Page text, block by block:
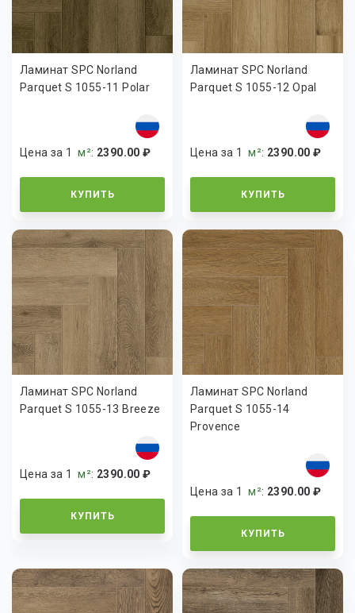
Ламинат SPC Norland
Parquet S 1055-11 Polar
Цена за 1м²: 2390.00 ₽
КУПИТЬ
Ламинат SPC Norland
Parquet S 1055-12 Opal
Цена за 1м²: 2390.00 ₽
КУПИТЬ
Ламинат SPC Norland
Parquet S 1055-13 Breeze
Цена за 1м²: 2390.00 ₽
КУПИТЬ
Ламинат SPC Norland
Parquet S 1055-14
Provence
Цена за 1м²: 2390.00 ₽
КУПИТЬ